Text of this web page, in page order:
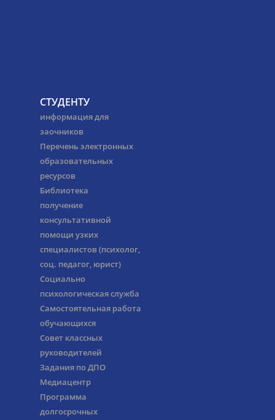
СТУДЕНТУ
информация для
заочников
Перечень электронных
образовательных
ресурсов
Библиотека
получение
консультативной
помощи узких
специалистов (психолог,
соц. педагог, юрист)
Социально
психологическая служба
Самостоятельная работа
обучающихся
Совет классных
руководителей
Задания по ДПО
Медиацентр
Программа
долгосрочных